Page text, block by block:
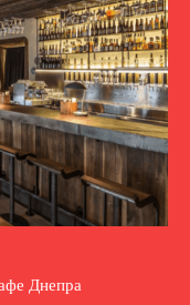
Днепра